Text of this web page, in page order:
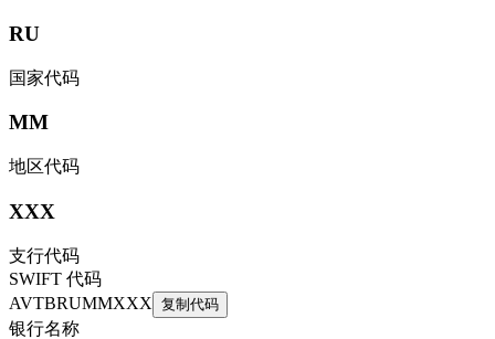
RU
国家代码
MM
地区代码
XXX
支行代码
SWIFT 代码
AVTBRUMMXXX 复制代码
银行名称